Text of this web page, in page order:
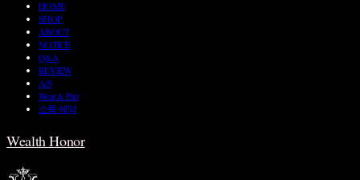
HOME
SHOP
ABOUT
NOTICE
Q&A
REVIEW
A/S
Wear & Pair
쇼룸 예약
Wealth Honor